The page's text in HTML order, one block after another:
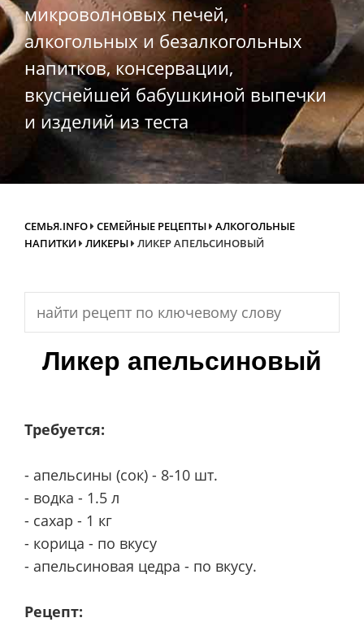
микроволновых печей,
алкогольных и безалкогольных
напитков, консервации,
вкуснейшей бабушкиной выпечки
и изделий из теста
СЕМЬЯ.INFO СЕМЕЙНЫЕ РЕЦЕПТЫ
АЛКОГОЛЬНЫЕ
НАПИТКИ
ЛИКЕРЫ ЛИКЕР АПЕЛЬСИНОВЫЙ
Search
Ликер апельсиновый
Требуется:
- апельсины (сок) - 8-10 шт.
- водка - 1.5 л
- сахар - 1 кг
- корица - по вкусу
- апельсиновая цедра - по вкусу.
Рецепт: